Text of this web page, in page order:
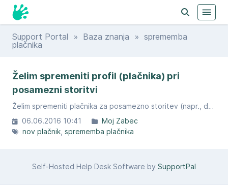
Support Portal » Baza znanja » sprememba
plačnika
Želim spremeniti profil (plačnika) pri
posamezni storitvi
Želim spremeniti plačnika za posamezno storitev (napr., da imate 2 domeni in 1 gostovanje, pa želite spremeniti plačnika samo pri eni domeni).
06.06.2016 10:41
Moj Zabec
nov plačnik sprememba plačnika
Self-Hosted Help Desk Software by SupportPal